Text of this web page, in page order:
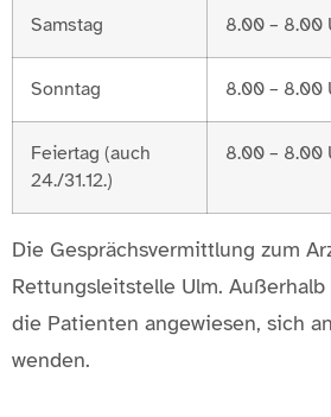
Samstag 8.00 – 8.00
Sonntag 8.00 – 8.00
Feiertag (auch
24./31.12.)
8.00 – 8.00
Die Gesprächsvermittlung zum
Rettungsleitstelle Ulm.
die Patienten angewiesen, sich
wenden.